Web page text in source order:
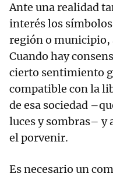
Ante una realidad
interés los
región o municipio,
Cuando hay
cierto sentimiento
compatible con la
de esa sociedad
luces y sombras– y
el porvenir.
Es necesario un